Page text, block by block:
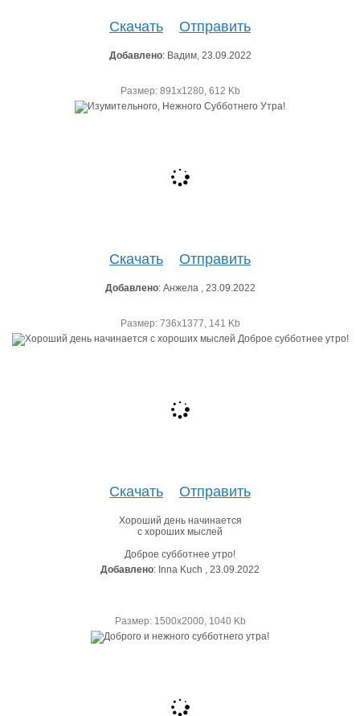
Скачать Отправить
Добавлено: Вадим, 23.09.2022
Размер: 891х1280, 612 Kb
Скачать Отправить
Добавлено: Анжела , 23.09.2022
Размер: 736х1377, 141 Kb
Скачать Отправить
Хороший день начинается
с хороших мыслей
Доброе субботнее утро!
Добавлено: Inna Kuch , 23.09.2022
Размер: 1500х2000, 1040 Kb